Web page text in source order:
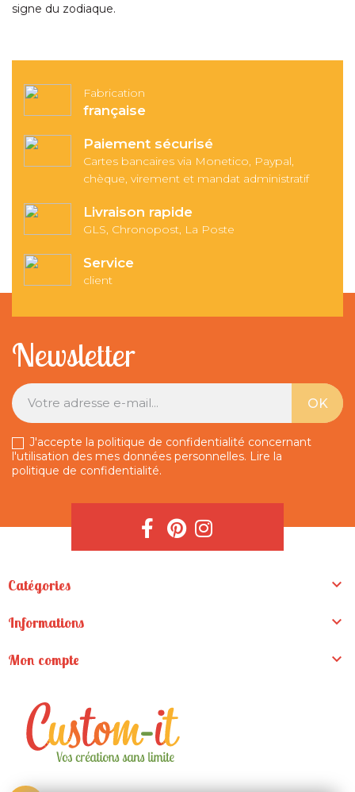
signe du zodiaque.
Fabrication
française
Paiement sécurisé
Cartes bancaires via Monetico, Paypal,
chèque, virement et mandat administratif
Livraison rapide
GLS, Chronopost, La Poste
Service
client
Newsletter
J'accepte la politique de confidentialité concernant
l'utilisation des mes données personnelles. Lire la
politique de confidentialité.
Catégories 
Informations 
Mon compte 